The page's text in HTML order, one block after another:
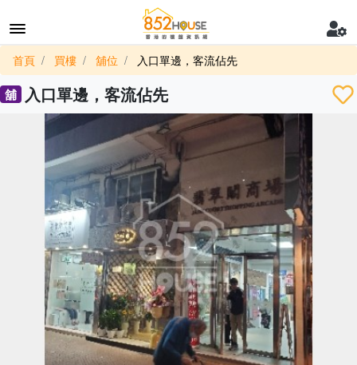
首頁 買樓 舖位 入口單邊，客流佔先
舖 入口單邊，客流佔先